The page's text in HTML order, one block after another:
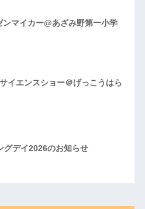
マイカー@あざみ野第一小学
イエンスショー＠げっこうはら
グデイ2026のお知らせ